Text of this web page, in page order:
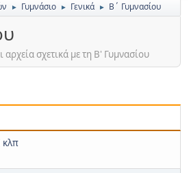
► Γυμνάσιο ► Γενικά ► Β΄ Γυμνασίου
αρχεία σχετικά με τη Β' Γυμνασίου
κλπ